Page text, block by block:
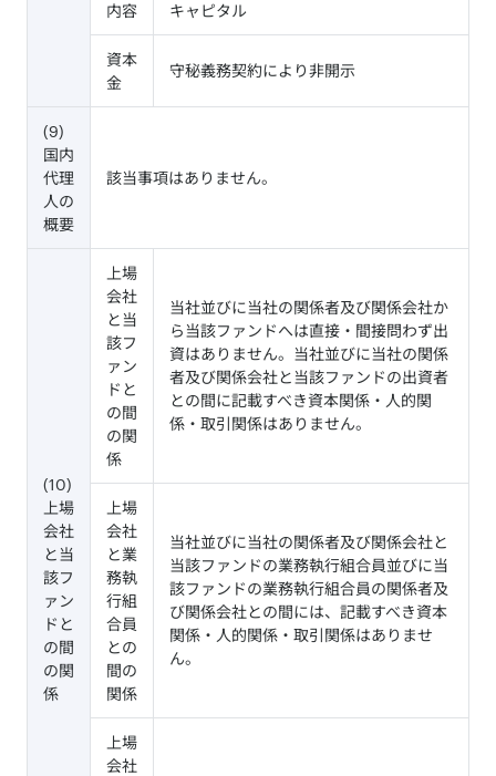
内容
キャピタル
資本
金
守秘義務契約により非開示
(9)
国内
代理
人の
概要
該当事項はありません。
(10)
上場
会社
と当
該フ
ァン
ドと
の間
の関
係
上場
会社
と当
該フ
ァン
ドと
の間
の関
係
当社並びに当社の関係者及び関係会社か
ら当該ファンドへは直接・間接問わず出
資はありません。当社並びに当社の関係
者及び関係会社と当該ファンドの出資者
との間に記載すべき資本関係・人的関
係・取引関係はありません。
上場
会社
と業
務執
行組
合員
との
間の
関係
当社並びに当社の関係者及び関係会社と
当該ファンドの業務執行組合員並びに当
該ファンドの業務執行組合員の関係者及
び関係会社との間には、記載すべき資本
関係・人的関係・取引関係はありませ
ん。
上場
会社